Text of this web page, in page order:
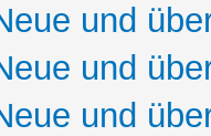
und
und
und